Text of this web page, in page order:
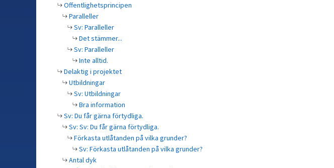
Offentlighetsprincipen
Paralleller
Sv: Paralleller
Det stämmer...
Sv: Paralleller
Inte alltid.
Delaktig i projektet
Utbildningar
Sv: Utbildningar
Bra information
Sv: Du får gärna förtydliga.
Sv: Sv: Du får gärna förtydliga.
Förkasta utlåtanden på vilka grunder?
Sv: Förkasta utlåtanden på vilka grunder?
Antal dyk